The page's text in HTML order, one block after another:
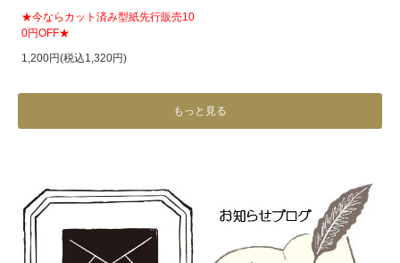
★今ならカット済み型紙先行販売10
0円OFF★
1,200円(税込1,320円)
もっと見る